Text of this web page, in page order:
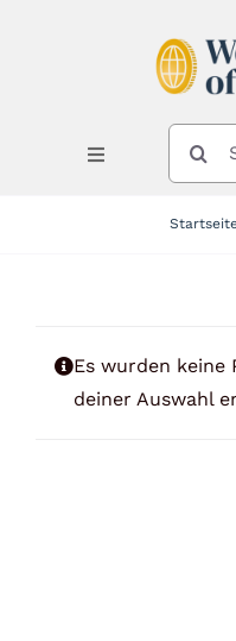
Toggle
Navigation
SUCHE
NACH:
Es wurden keine
deiner Auswahl